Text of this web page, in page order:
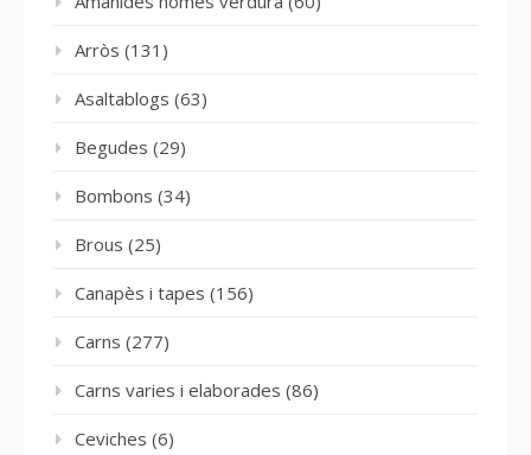
Arròs (131)
Asaltablogs (63)
Begudes (29)
Bombons (34)
Brous (25)
Canapès i tapes (156)
Carns (277)
Carns varies i elaborades (86)
Ceviches (6)